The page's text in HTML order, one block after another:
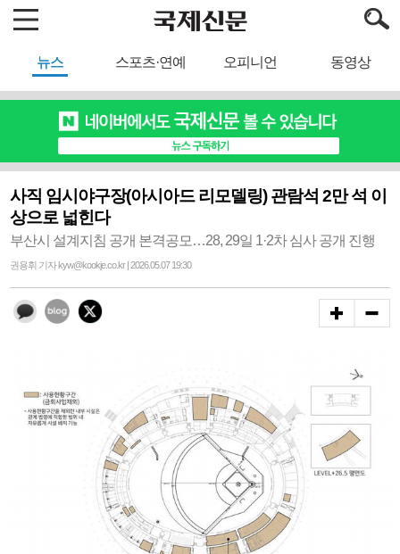
뉴스 스포츠·연예 오피니언 동영상
사직 임시야구장(아시아드 리모델링) 관람석 2만 석 이
상으로 넓힌다
부산시 설계지침 공개 본격공모…28, 29일 1·2차 심사 공개 진행
권용휘 기자 kyw@kookje.co.kr | 2026.05.07 19:30